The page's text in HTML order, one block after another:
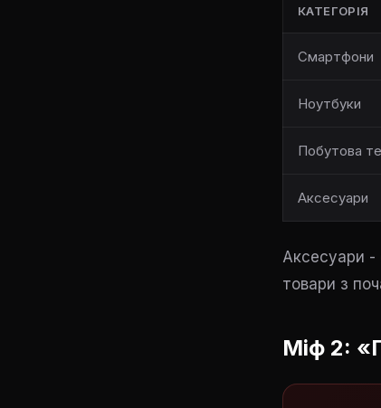
КАТЕГОРІЯ
Смартфони
Ноутбуки
Побутова
Аксесуари
Аксесуари -
товари з
Міф 2: